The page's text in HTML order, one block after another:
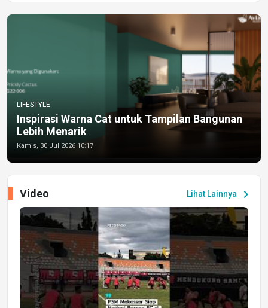
LIFESTYLE
Inspirasi Warna Cat untuk Tampilan Bangunan
Lebih Menarik
Kamis, 30 Jul 2026 10:17
Lihat Lainnya chevron_right
Video